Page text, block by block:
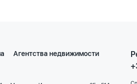
Агентства недвижимости